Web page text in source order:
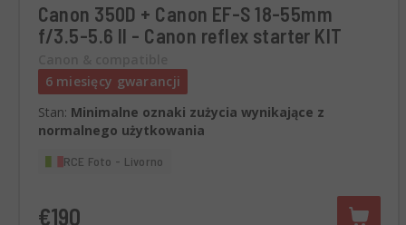
Canon 350D + Canon EF-S 18-55mm
f/3.5-5.6 II - Canon reflex starter KIT
6 miesięcy gwarancji
Stan: Minimalne oznaki zużycia wynikające z
normalnego użytkowania
RCE Foto - Livorno
€190